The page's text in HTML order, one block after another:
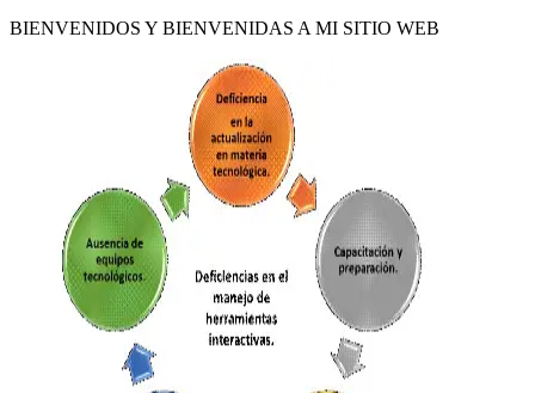
BIENVENIDOS Y BIENVENIDAS A MI SITIO WEB